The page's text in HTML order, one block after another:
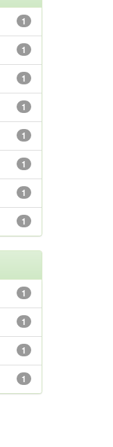
1
1
1
1
1
1
1
1
1
1
1
1